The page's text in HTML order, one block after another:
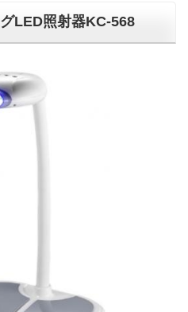
LED照射器KC-568